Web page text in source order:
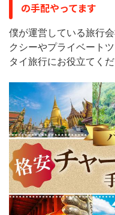
の手配やってます
僕が運営している旅行
クシーやプライベート
タイ旅行にお役立てく